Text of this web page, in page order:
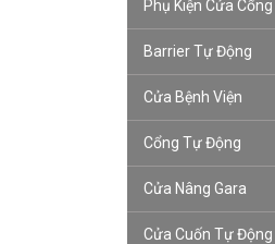
Phụ Kiện Cửa
Barrier Tự Động
Cửa Bệnh Viện
Cổng Tự Động
Cửa Nâng Gara
Cửa Cuốn Tự Động